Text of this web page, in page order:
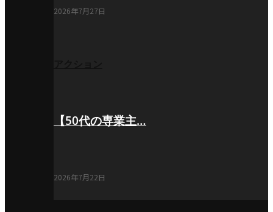
2026年7月27日
【50代の専業主…
2026年7月22日